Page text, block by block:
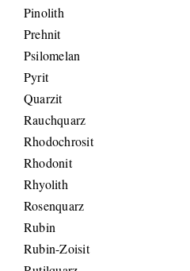
Pinolith
Prehnit
Psilomelan
Pyrit
Quarzit
Rauchquarz
Rhodochrosit
Rhodonit
Rhyolith
Rosenquarz
Rubin
Rubin-Zoisit